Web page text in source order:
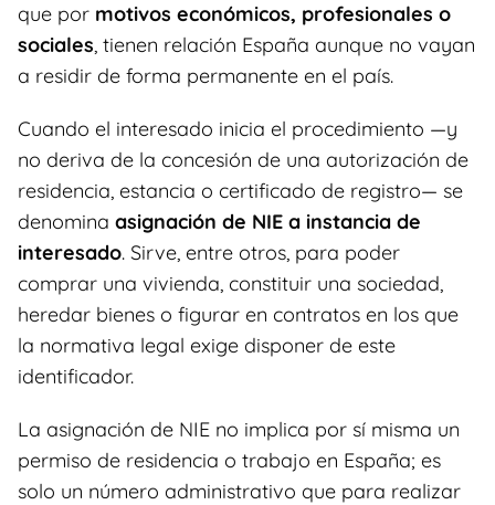
que por motivos económicos, profesionales o
sociales, tienen relación España aunque no vayan
a residir de forma permanente en el país.
Cuando el interesado inicia el procedimiento —y
no deriva de la concesión de una autorización de
residencia, estancia o certificado de registro— se
denomina asignación de NIE a instancia de
interesado. Sirve, entre otros, para poder
comprar una vivienda, constituir una sociedad,
heredar bienes o figurar en contratos en los que
la normativa legal exige disponer de este
identificador.
La asignación de NIE no implica por sí misma un
permiso de residencia o trabajo en España; es
solo un número administrativo que para realizar